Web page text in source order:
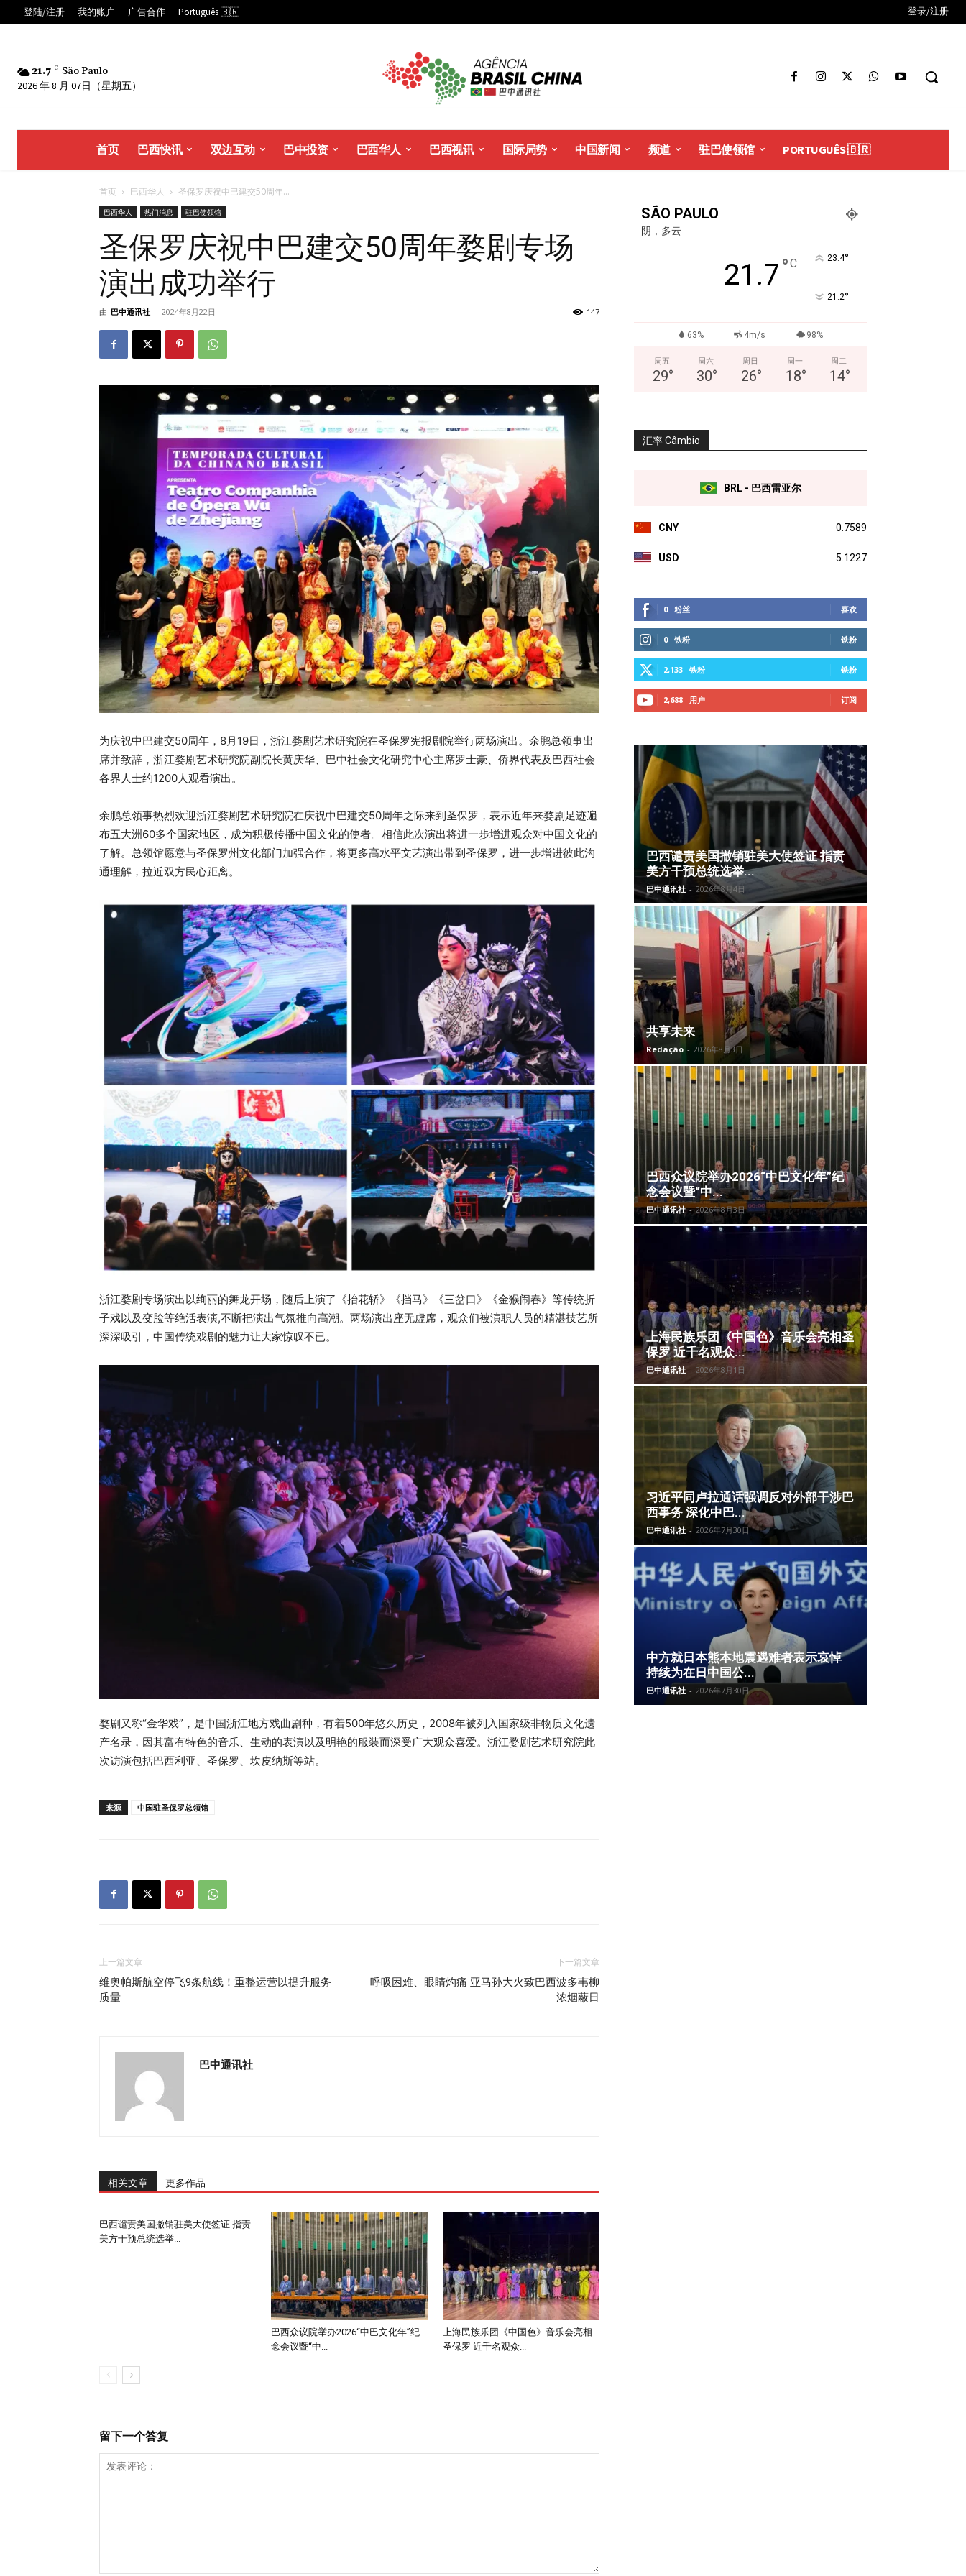
登陆/注册 我的账户 广告合作 Português 🇧🇷 登录/注册
21.7 C São Paulo
2026 年 8 月 07日（星期五）
首页 巴西快讯 双边互动 巴中投资 巴西华人 巴西视讯 国际局势 中国新闻 频道 驻巴使领馆 PORTUGUÊS 🇧🇷
首页 巴西华人 圣保罗庆祝中巴建交50周年...
巴西华人 热门消息 驻巴使领馆
圣保罗庆祝中巴建交50周年婺剧专场
演出成功举行
由 巴中通讯社 - 2024年8月22日 147
为庆祝中巴建交50周年，8月19日，浙江婺剧艺术研究院在圣保罗宪报剧院举行两场演出。余鹏总领事出
席并致辞，浙江婺剧艺术研究院副院长黄庆华、巴中社会文化研究中心主席罗士豪、侨界代表及巴西社会
各界人士约1200人观看演出。
余鹏总领事热烈欢迎浙江婺剧艺术研究院在庆祝中巴建交50周年之际来到圣保罗，表示近年来婺剧足迹遍
布五大洲60多个国家地区，成为积极传播中国文化的使者。相信此次演出将进一步增进观众对中国文化的
了解。总领馆愿意与圣保罗州文化部门加强合作，将更多高水平文艺演出带到圣保罗，进一步增进彼此沟
通理解，拉近双方民心距离。
浙江婺剧专场演出以绚丽的舞龙开场，随后上演了《抬花轿》《挡马》《三岔口》《金猴闹春》等传统折
子戏以及变脸等绝活表演,不断把演出气氛推向高潮。两场演出座无虚席，观众们被演职人员的精湛技艺所
深深吸引，中国传统戏剧的魅力让大家惊叹不已。
婺剧又称“金华戏”，是中国浙江地方戏曲剧种，有着500年悠久历史，2008年被列入国家级非物质文化遗
产名录，因其富有特色的音乐、生动的表演以及明艳的服装而深受广大观众喜爱。浙江婺剧艺术研究院此
次访演包括巴西利亚、圣保罗、坎皮纳斯等站。
来源 中国驻圣保罗总领馆
上一篇文章
维奥帕斯航空停飞9条航线！重整运营以提升服务
质量
下一篇文章
呼吸困难、眼睛灼痛 亚马孙大火致巴西波多韦柳
浓烟蔽日
巴中通讯社
相关文章 更多作品
巴西谴责美国撤销驻美大使签证 指责
美方干预总统选举...
巴西众议院举办2026“中巴文化年”纪
念会议暨“中...
上海民族乐团《中国色》音乐会亮相
圣保罗 近千名观众...
留下一个答复
SÃO PAULO
阴，多云
21.7°C 23.4°
21.2°
63% 4m/s 98%
周五
29°
周六
30°
周日
26°
周一
18°
周二
14°
汇率 Câmbio
BRL - 巴西雷亚尔
CNY 0.7589
USD 5.1227
0 粉丝 喜欢
0 铁粉 铁粉
2,133 铁粉 铁粉
2,688 用户 订阅
巴西谴责美国撤销驻美大使签证 指责
美方干预总统选举...
巴中通讯社 - 2026年8月4日
共享未来
Redação - 2026年8月3日
巴西众议院举办2026“中巴文化年”纪
念会议暨“中...
巴中通讯社 - 2026年8月3日
上海民族乐团《中国色》音乐会亮相圣
保罗 近千名观众...
巴中通讯社 - 2026年8月1日
习近平同卢拉通话强调反对外部干涉巴
西事务 深化中巴...
巴中通讯社 - 2026年7月30日
中方就日本熊本地震遇难者表示哀悼
持续为在日中国公...
巴中通讯社 - 2026年7月30日